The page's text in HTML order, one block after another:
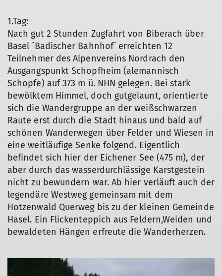
1.Tag:
Nach gut 2 Stunden Zugfahrt von Biberach über
Basel ´Badischer Bahnhof´ erreichten 12
Teilnehmer des Alpenvereins Nordrach den
Ausgangspunkt Schopfheim (alemannisch
Schopfe) auf 373 m ü. NHN gelegen. Bei stark
bewölktem Himmel, doch gutgelaunt, orientierte
sich die Wandergruppe an der weißschwarzen
Raute erst durch die Stadt hinaus und bald auf
schönen Wanderwegen über Felder und Wiesen in
eine weitläufige Senke folgend. Eigentlich
befindet sich hier der Eichener See (475 m), der
aber durch das wasserdurchlässige Karstgestein
nicht zu bewundern war. Ab hier verläuft auch der
legendäre Westweg gemeinsam mit dem
Hotzenwald Querweg bis zu der kleinen Gemeinde
Hasel. Ein Flickenteppich aus Feldern,Weiden und
bewaldeten Hängen erfreute die Wanderherzen.
© Dagmar Vollmer